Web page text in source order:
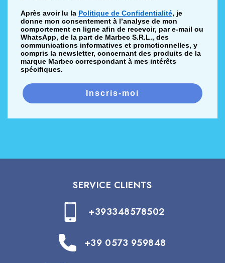
Après avoir lu la Politique de Confidentialité, je
donne mon consentement à l’analyse de mon
comportement en ligne afin de recevoir, par e-mail ou
WhatsApp, de la part de Marbec S.R.L., des
communications informatives et promotionnelles, y
compris la newsletter, concernant des produits de la
marque Marbec correspondant à mes intérêts
spécifiques.
Inscris-moi
SERVICE CLIENTS
+393348578502
+39 0573 959848